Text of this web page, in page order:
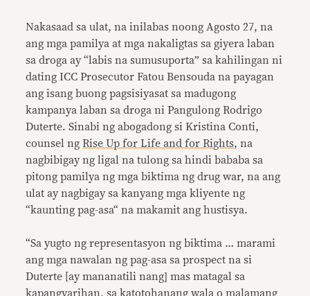
Nakasaad sa ulat, na inilabas noong Agosto 27, na
ang mga pamilya at mga nakaligtas sa giyera laban
sa droga ay “labis na sumusuporta” sa kahilingan ni
dating ICC Prosecutor Fatou Bensouda na payagan
ang isang buong pagsisiyasat sa madugong
kampanya laban sa droga ni Pangulong Rodrigo
Duterte. Sinabi ng abogadong si Kristina Conti,
counsel ngRise Up for Life and for Rights, na
nagbibigay ng ligal na tulong sa hindi bababa sa
pitong pamilya ng mga biktima ng drug war, na ang
ulat ay nagbigay sa kanyang mga kliyente ng
“kaunting pag-asa“ na makamit ang hustisya.
“Sa yugto ng representasyon ng biktima … marami
ang mga nawalan ng pag-asa sa prospect na si
Duterte [ay mananatili nang] mas matagal sa
kapangyarihan, sa katotohanang wala o malamang